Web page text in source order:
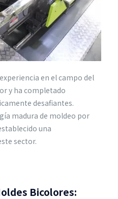
en el campo del
y ha completado
desafiantes.
madura de moldeo por
una
sector.
Bicolores: